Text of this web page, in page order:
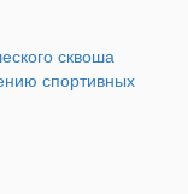
сквоша
спортивных